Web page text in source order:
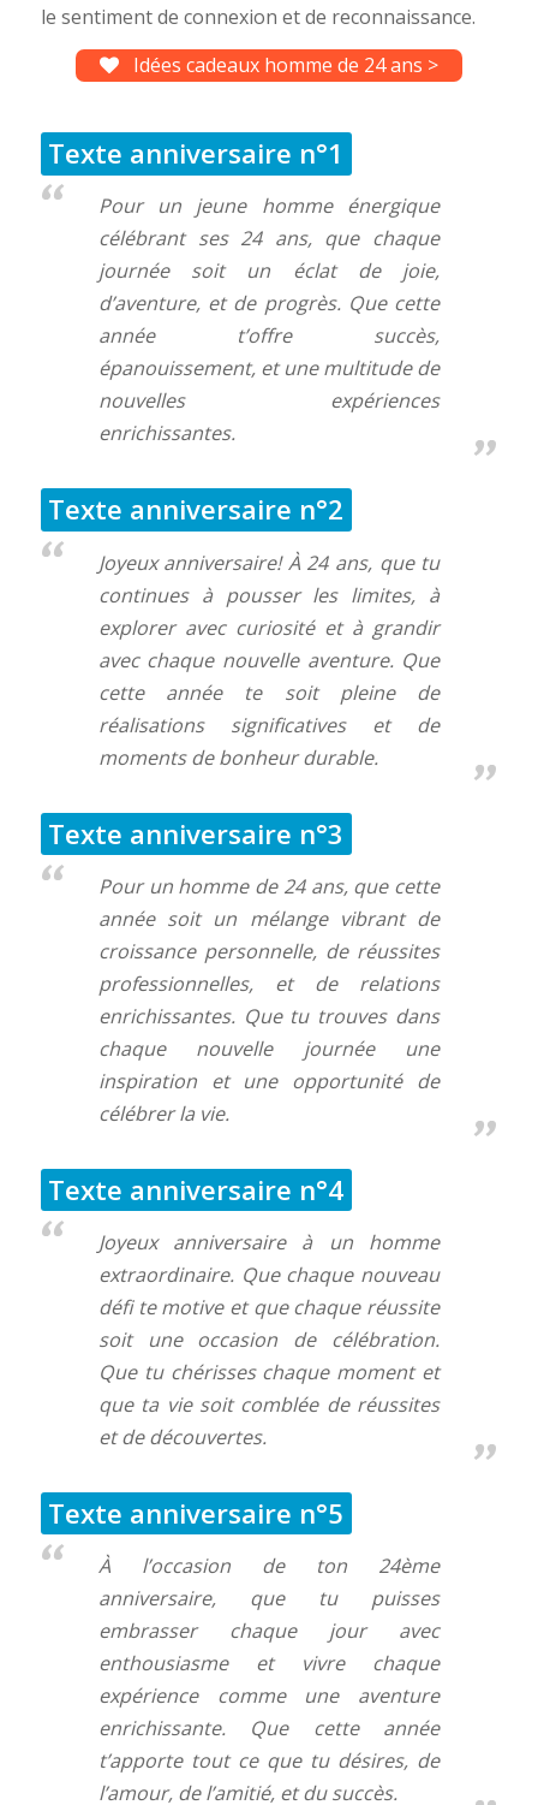
le sentiment de connexion et de reconnaissance.
Idées cadeaux homme de 24 ans >
Texte anniversaire n°1
Pour un jeune homme énergique
célébrant ses 24 ans, que chaque
journée soit un éclat de joie,
d’aventure, et de progrès. Que cette
année t’offre succès,
épanouissement, et une multitude de
nouvelles expériences
enrichissantes.
Texte anniversaire n°2
Joyeux anniversaire! À 24 ans, que tu
continues à pousser les limites, à
explorer avec curiosité et à grandir
avec chaque nouvelle aventure. Que
cette année te soit pleine de
réalisations significatives et de
moments de bonheur durable.
Texte anniversaire n°3
Pour un homme de 24 ans, que cette
année soit un mélange vibrant de
croissance personnelle, de réussites
professionnelles, et de relations
enrichissantes. Que tu trouves dans
chaque nouvelle journée une
inspiration et une opportunité de
célébrer la vie.
Texte anniversaire n°4
Joyeux anniversaire à un homme
extraordinaire. Que chaque nouveau
défi te motive et que chaque réussite
soit une occasion de célébration.
Que tu chérisses chaque moment et
que ta vie soit comblée de réussites
et de découvertes.
Texte anniversaire n°5
À l’occasion de ton 24ème
anniversaire, que tu puisses
embrasser chaque jour avec
enthousiasme et vivre chaque
expérience comme une aventure
enrichissante. Que cette année
t’apporte tout ce que tu désires, de
l’amour, de l’amitié, et du succès.